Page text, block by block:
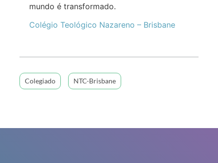
mundo é transformado.
Colégio Teológico Nazareno – Brisbane
Colegiado NTC-Brisbane